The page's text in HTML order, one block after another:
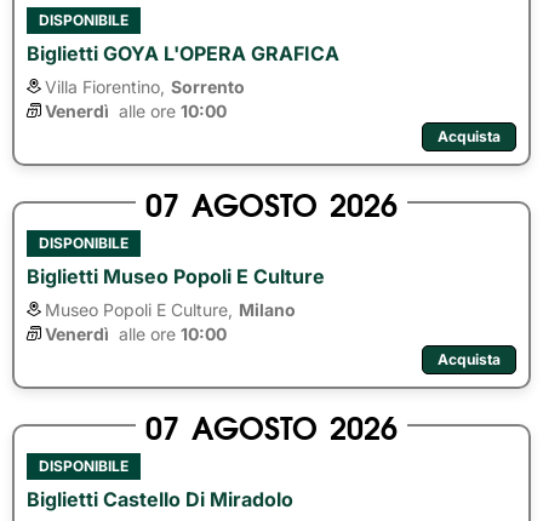
DISPONIBILE
Biglietti GOYA L'OPERA GRAFICA
Villa Fiorentino, Sorrento
Venerdì alle ore 10:00
Acquista
07 AGOSTO 2026
DISPONIBILE
Biglietti Museo Popoli E Culture
Museo Popoli E Culture, Milano
Venerdì alle ore 10:00
Acquista
07 AGOSTO 2026
DISPONIBILE
Biglietti Castello Di Miradolo